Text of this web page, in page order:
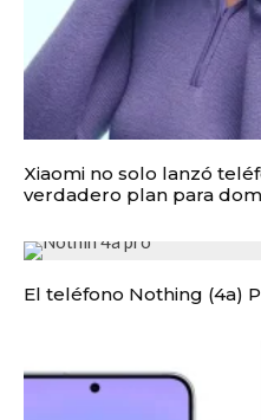
Xiaomi no solo lanzó
verdadero plan para
El teléfono Nothing (4a)